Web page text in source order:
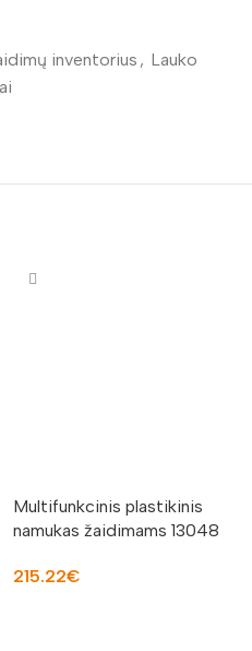
inventorius , Lauko
Multifunkcinis plastikinis
namukas žaidimams 13048
215.22€